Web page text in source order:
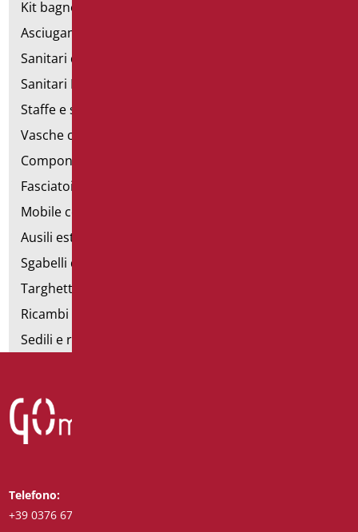
Kit bagno a norma
Asciugamani elettrici
Sanitari d'emergenza
Sanitari Inox
Staffe e sostegni per cartongesso
Vasche con sportello
Componibili corrimano
Fasciatoi
Mobile con poltrona
Ausili estraibili
Sgabelli doccia
Targhette bagno
Ricambi e minuteria
Sedili e rialzi WC
Telefono:
+39 0376 671780